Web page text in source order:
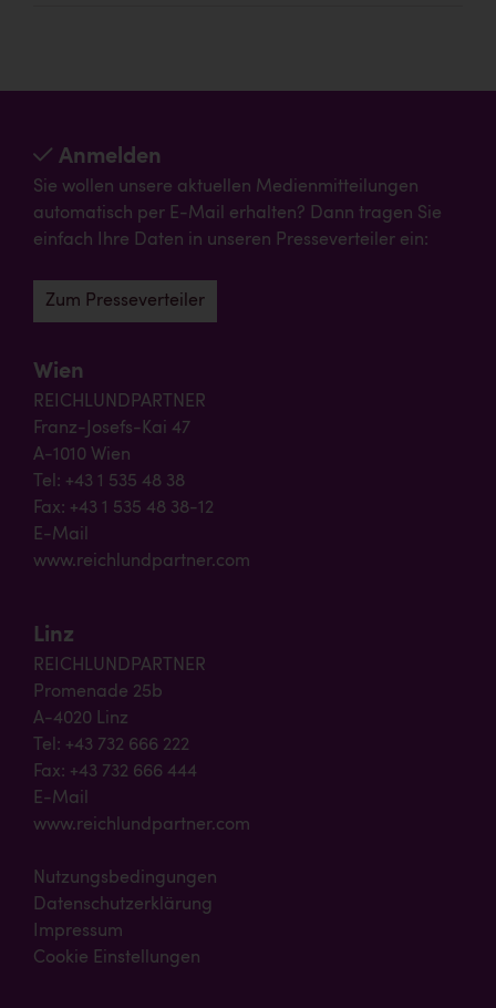
Anmelden
Sie wollen unsere aktuellen Medienmitteilungen
automatisch per E-Mail erhalten? Dann tragen Sie
einfach Ihre Daten in unseren Presseverteiler ein:
Zum Presseverteiler
Wien
REICHLUNDPARTNER
Franz-Josefs-Kai 47
A-1010 Wien
Tel: +43 1 535 48 38
Fax: +43 1 535 48 38-12
E-Mail
www.reichlundpartner.com
Linz
REICHLUNDPARTNER
Promenade 25b
A-4020 Linz
Tel: +43 732 666 222
Fax: +43 732 666 444
E-Mail
www.reichlundpartner.com
Nutzungsbedingungen
Datenschutzerklärung
Impressum
Cookie Einstellungen